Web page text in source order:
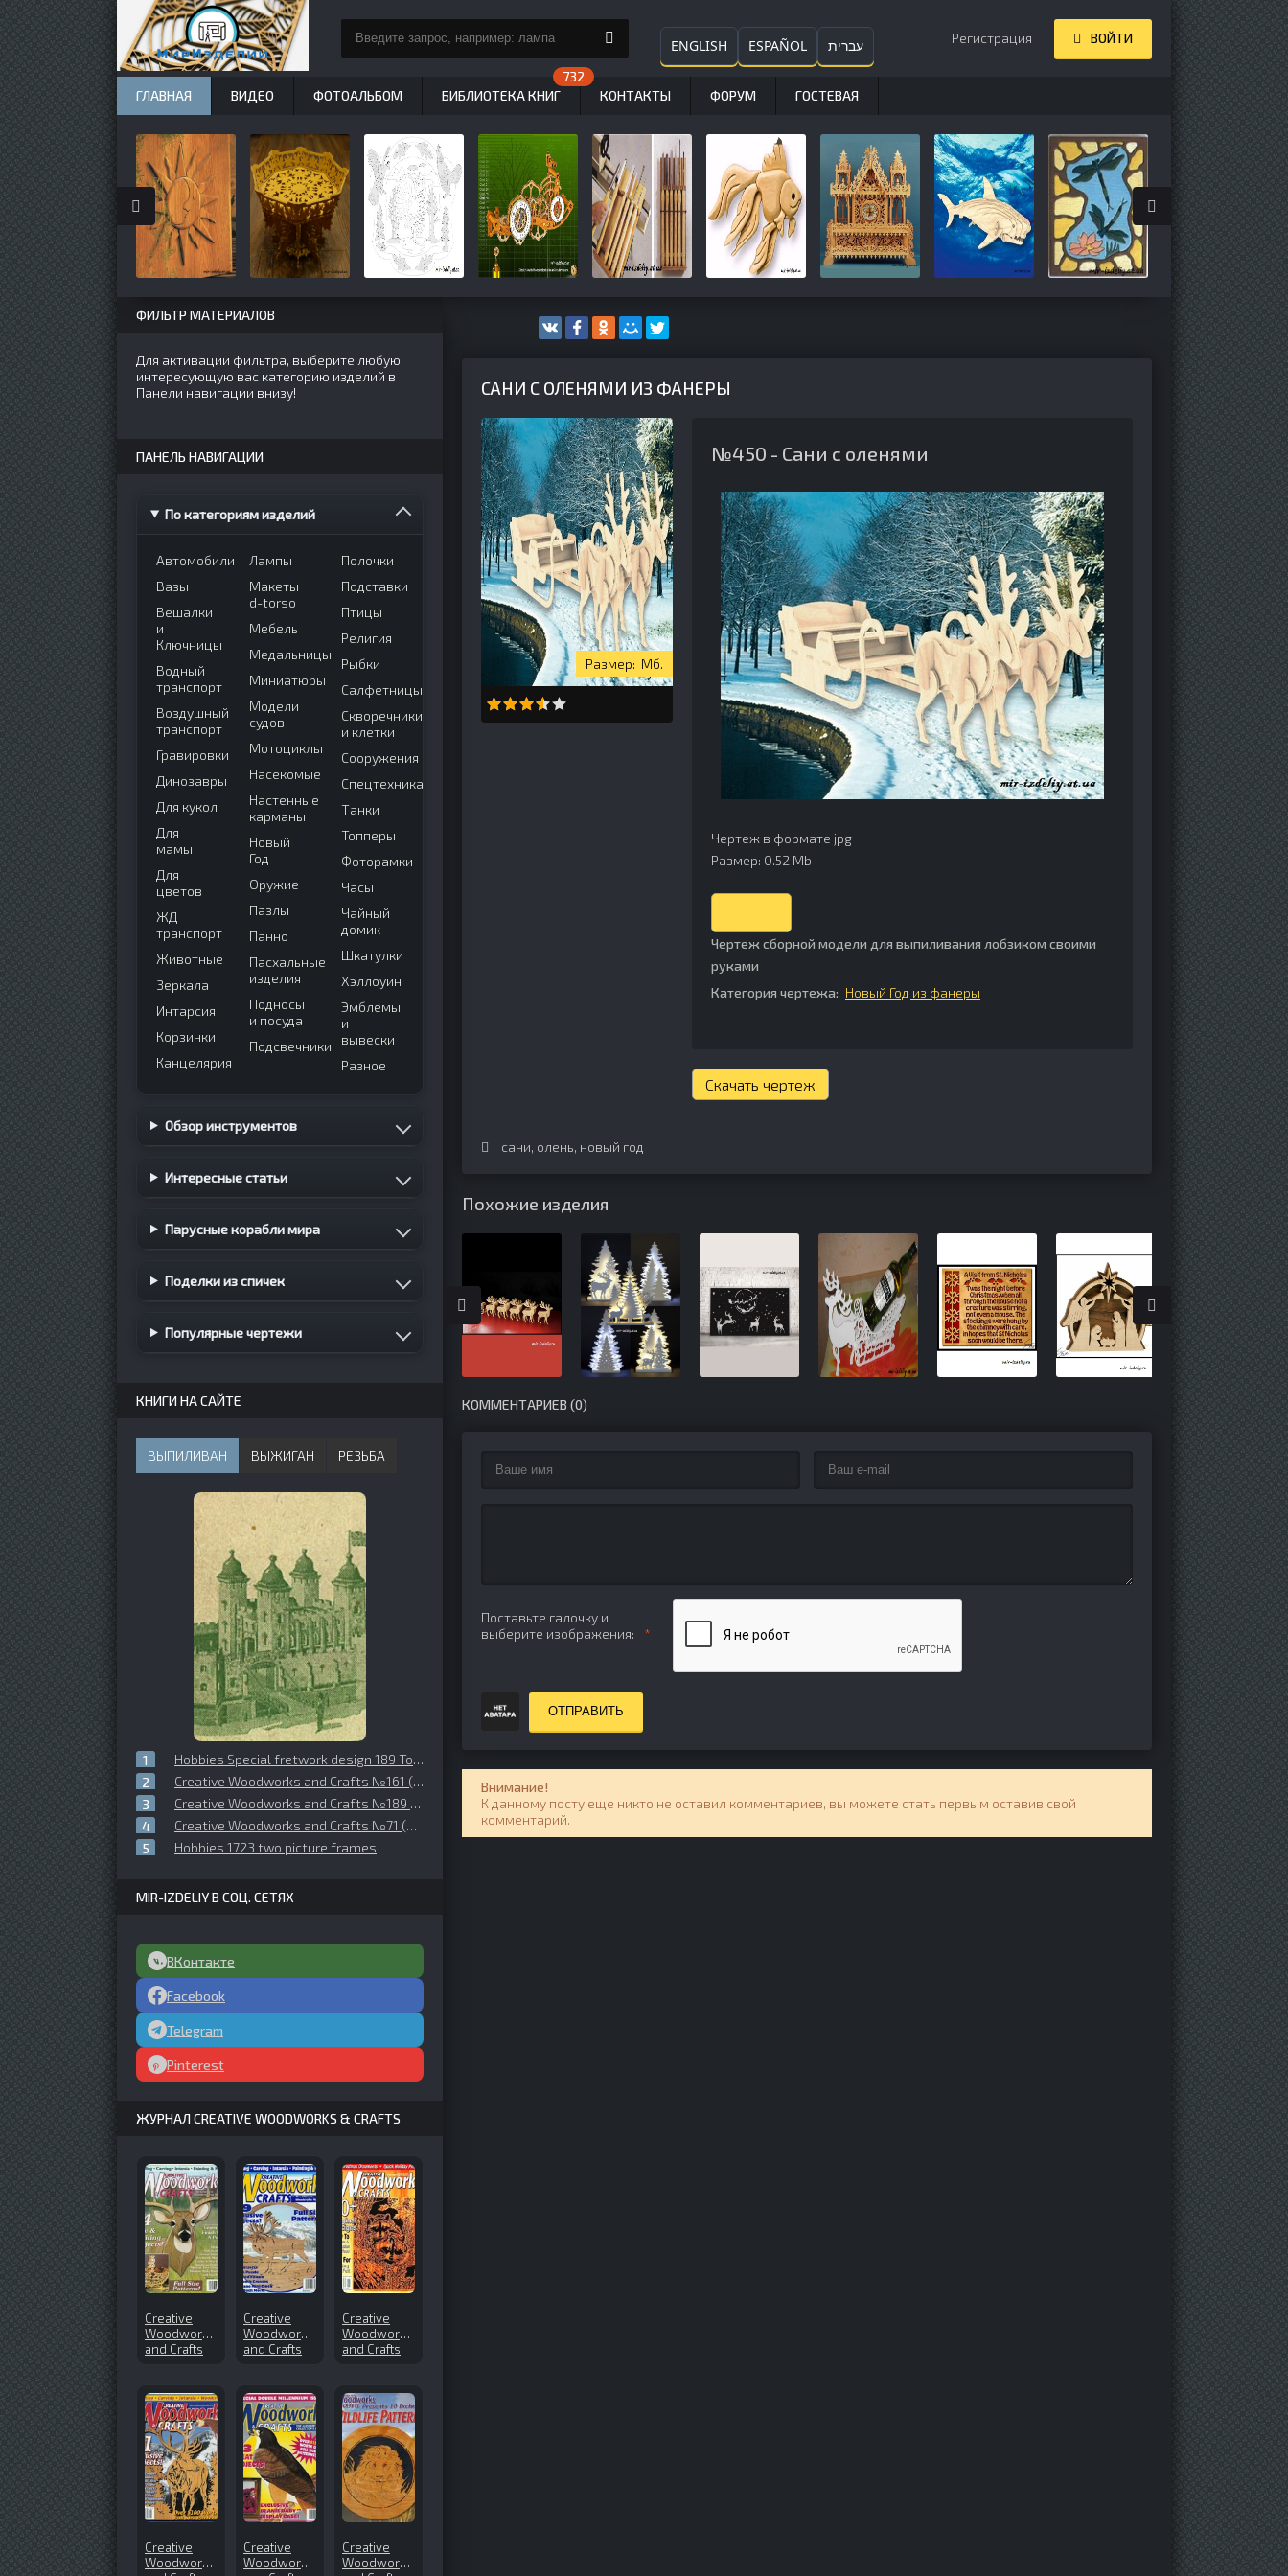
САНИ С ОЛЕНЯМИ ИЗ ФАНЕРЫ
Мб.
№450 - Сани с оленями
Чертеж в формате jpg
Размер: 0.52 Mb
Чертеж сборной модели для выпиливания лобзиком своими
руками
Категория чертежа: Новый Год из фанеры
Скачать чертеж
сани, олень, новый год
Похожие изделия
КОММЕНТАРИЕВ (0)
Поставьте галочку и
выберите изображения:
ОТПРАВИТЬ
Внимание!
К данному посту еще никто не оставил комментариев, вы можете стать первым оставив свой
комментарий.
ФИЛЬТР МАТЕРИАЛОВ
Для активации фильтра, выберите любую
интересующую вас категорию изделий в
Панели навигации внизу!
ПАНЕЛЬ НАВИГАЦИИ
По категориям изделий
Автомобили
Вазы
Вешалки
и
Ключницы
Водный
транспорт
Воздушный
транспорт
Гравировки
Динозавры
Для кукол
Для
мамы
Для
цветов
ЖД
транспорт
Животные
Зеркала
Интарсия
Корзинки
Канцелярия
Лампы
Макеты
d-torso
Мебель
Медальницы
Миниатюры
Модели
судов
Мотоциклы
Насекомые
Настенные
карманы
Новый
Год
Оружие
Пазлы
Панно
Пасхальные
изделия
Подносы
и посуда
Подсвечники
Полочки
Подставки
Птицы
Религия
Рыбки
Салфетницы
Скворечники
и клетки
Сооружения
Спецтехника
Танки
Топперы
Фоторамки
Часы
Чайный
домик
Шкатулки
Хэллоуин
Эмблемы
и
вывески
Разное
Обзор инструментов
Интересные статьи
Парусные корабли мира
Поделки из спичек
Популярные чертежи
КНИГИ НА САЙТЕ
ВЫПИЛИВАН ВЫЖИГАН РЕЗЬБА
Hobbies Special fretwork design 189 Toy model
Creative Woodworks and Crafts №161 (2011-12)
Creative Woodworks and Crafts №189 (2014-08)
Creative Woodworks and Crafts №71 (2000-06)
Hobbies 1723 two picture frames
MIR-IZDELIY В СОЦ. СЕТЯХ
ВКонтакте
Facebook
Telegram
Pinterest
ЖУРНАЛ CREATIVE WOODWORKS & CRAFTS
Creative
Woodworks
and Crafts
Creative
Woodworks
and Crafts
Creative
Woodworks
and Crafts
Creative
Woodworks
Creative
Woodworks
Creative
Woodworks
ENGLISH ESPAÑOL עברית Регистрация ВОЙТИ
ГЛАВНАЯ ВИДЕО ФОТОАЛЬБОМ БИБЛИОТЕКА КНИГ КОНТАКТЫ ФОРУМ ГОСТЕВАЯ